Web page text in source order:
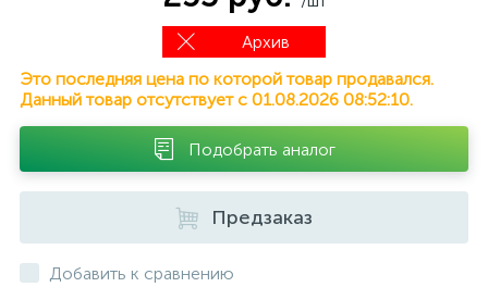
Архив
Это последняя цена по которой товар продавался.
Данный товар отсутствует с 01.08.2026 08:52:10.
Подобрать аналог
Предзаказ
Добавить к сравнению